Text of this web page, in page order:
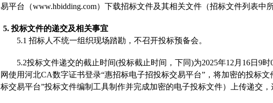
易平台（www.hbidding.com） 下载招标文件及其相关文件（招标文件列表中所
5.投标文件的递交及相关事宜
5.1 招标人不统一组织现场踏勘，不召开投标预备会。
5.2投标文件递交的截止时间(投标截止时间，下同)为2025年12 月 16日 9时
网使用河北CA数字证书登录“惠招标电子招投标交易平台”，将加密的投标
标交易平台”投标文件编制工具制作并完成加密的电子投标文件）上传递交